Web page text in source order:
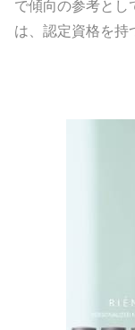
で傾向の参考とし
は、認定資格を持